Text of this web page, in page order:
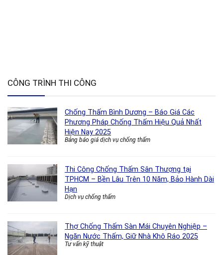
CÔNG TRÌNH THI CÔNG
Chống Thấm Bình Dương – Báo Giá Các
Phương Pháp Chống Thấm Hiệu Quả Nhất
Hiện Nay 2025
Bảng báo giá dịch vụ chống thấm
Thi Công Chống Thấm Sân Thượng tại
TPHCM – Bền Lâu Trên 10 Năm, Bảo Hành Dài
Hạn
Dịch vụ chống thấm
Thợ Chống Thấm Sàn Mái Chuyên Nghiệp –
Ngăn Nước Thấm, Giữ Nhà Khô Ráo 2025
Tư vấn kỹ thuật